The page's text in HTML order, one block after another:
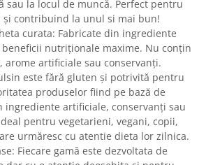
sau la locul de muncă. Perfect pentru
și contribuind la unul si mai bun!
curata: Fabricate din ingrediente
nutriționale maxime. Nu conțin
arome artificiale sau conservanți.
este fără gluten și potrivită pentru
produselor fiind pe bază de
ingrediente artificiale, conservanți sau
pentru vegetarieni, vegani, copii,
urmăresc cu atentie dieta lor zilnica.
Fiecare gamă este dezvoltata de